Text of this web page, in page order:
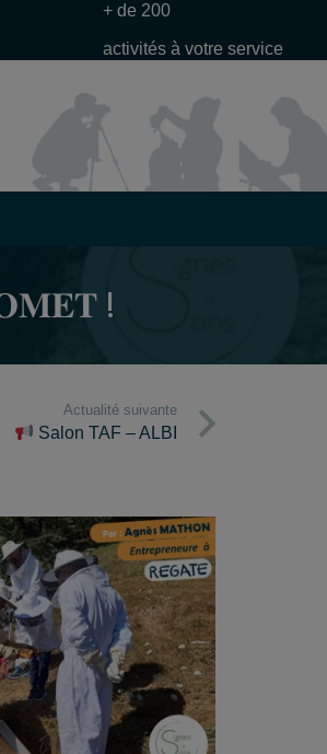
+ de 200
activités à votre service
!
Actualité suivante
Salon TAF – ALBI